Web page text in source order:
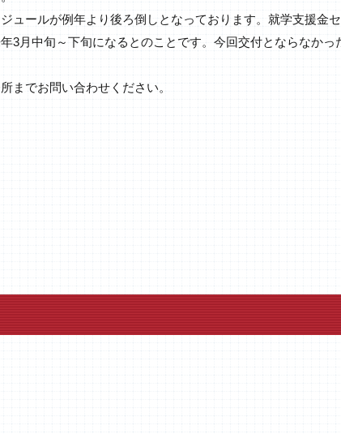
ュールが例年より後ろ倒しとなっております。就学支援金
3月中旬～下旬になるとのことです。今回交付とならなかっ
までお問い合わせください。